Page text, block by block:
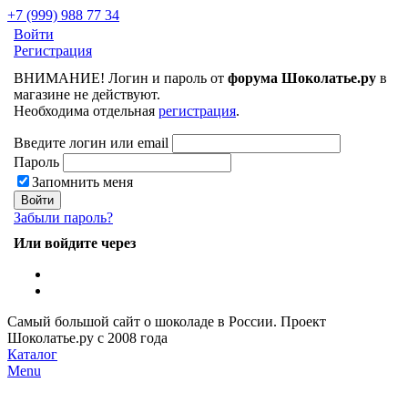
+7 (999) 988 77 34
Войти
Регистрация
ВНИМАНИЕ! Логин и пароль от форума Шоколатье.ру в
магазине не действуют.
Необходима отдельная регистрация.
Введите логин или email
Пароль
Запомнить меня
Забыли пароль?
Или войдите через
Самый большой сайт о шоколаде в России. Проект
Шоколатье.ру с 2008 года
Каталог
Menu